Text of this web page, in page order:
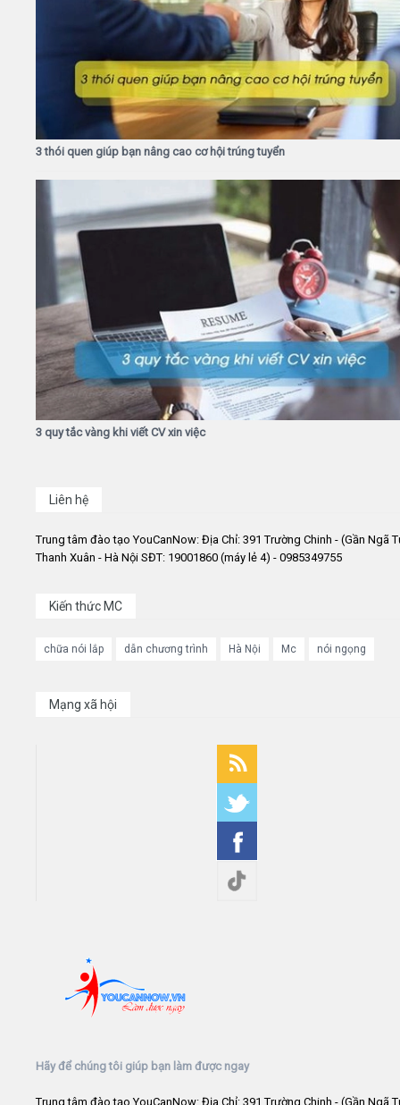
3 thói quen giúp bạn nâng cao cơ hội trúng tuyển
3 quy tắc vàng khi viết CV xin việc
Liên hệ
Trung tâm đào tạo YouCanNow: Địa Chỉ: 391 Trường Chinh - (Gần Ngã
Thanh Xuân - Hà Nội SĐT: 19001860 (máy lẻ 4) - 0985349755
Kiến thức MC
chữa nói lắp dẫn chương trình Hà Nội Mc nói ngọng
Mạng xã hội
Hãy để chúng tôi giúp bạn làm được ngay
Trung tâm đào tạo YouCanNow: Địa Chỉ: 391 Trường Chinh - (Gần Ngã